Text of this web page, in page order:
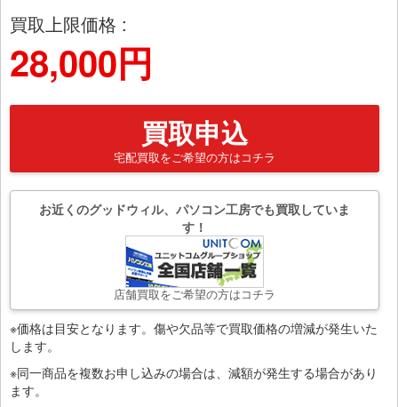
買取上限価格 :
28,000円
買取申込
宅配買取をご希望の方はコチラ
お近くのグッドウィル、パソコン工房でも買取していま
す！
店舗買取をご希望の方はコチラ
※価格は目安となります。傷や欠品等で買取価格の増減が発生いた
します。
※同一商品を複数お申し込みの場合は、減額が発生する場合があり
ます。